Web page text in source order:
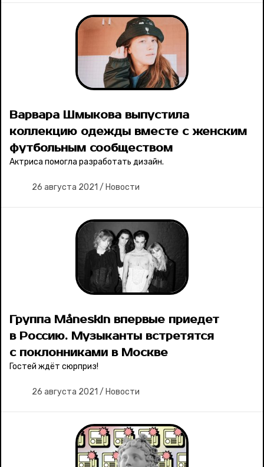
Варвара Шмыкова выпустила
коллекцию одежды вместе с женским
футбольным сообществом
Актриса помогла разработать дизайн.
26 августа 2021 / Новости
Группа Måneskin впервые приедет
в Россию. Музыканты встретятся
с поклонниками в Москве
Гостей ждёт сюрприз!
26 августа 2021 / Новости